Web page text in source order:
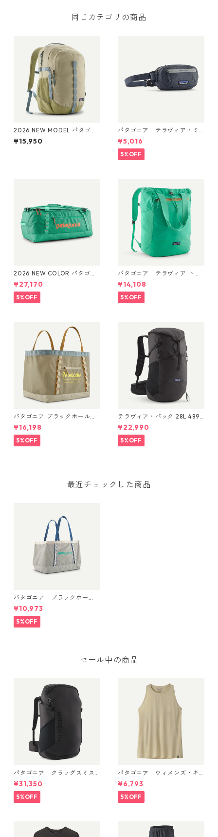
同じカテゴリの商品
2026 NEW MODEL パタゴニ
ア レフュジオ・デイパック 2
6L Weathered Stone 47914
¥15,950
パタゴニア テラヴィア・ミ
ニ・ヒップ・パック 1L (カラ
ー Smolder Blue) Patagonia
Terravia Mini Hip Pack 1L 日
本正規品 製品番号 49448
¥5,016
5%OFF
2026 NEW COLOR パタゴニ
ア ブラックホール・ダッフ
ル 70L (カラー Aqua Stone)
Patagonia Black Hole® Duff
el 70L 日本正規品 製品番号
¥27,170
5%OFF
パタゴニア テラヴィア トー
ト パック 24L Aqua Stone 48
814 Patagonia Terravia Tote
Pack 24L 日本正規品
¥14,108
5%OFF
パタゴニア ブラックホール・
ギア・トート 61L Water Peop
le Banner: Weathered Stone
49276 Black Hole® Gear
Tote 61L 日本正規品
¥16,198
5%OFF
テラヴィア・パック 28L 48911
Black
¥22,990
5%OFF
最近チェックした商品
パタゴニア ブラックホー
ル・トート 25L Birch White
49032 日本正規品
¥10,973
5%OFF
セール中の商品
パタゴニア クラッグスミス
パック 45L ブラック 48066 P
atagonia Cragsmith Pack 日
本正規品
¥31,350
5%OFF
パタゴニア ウィメンズ・キ
ャプリーン・クール・ウルト
ラ・タンク Pumice - Dyno W
hite X-Dye 44740 日本正規
品
¥6,793
5%OFF